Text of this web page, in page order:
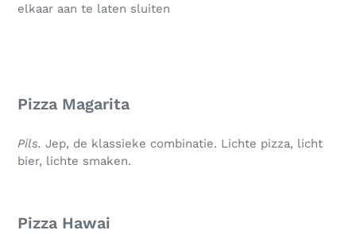
elkaar aan te laten sluiten
Pizza Magarita
Pils. Jep, de klassieke combinatie. Lichte pizza, licht
bier, lichte smaken.
Pizza Hawai